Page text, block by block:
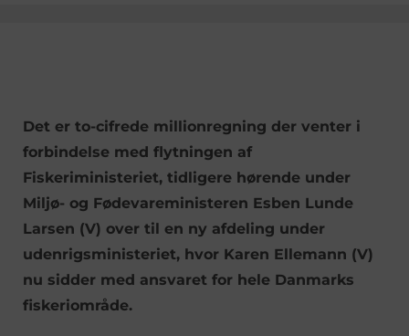
Det er to-cifrede millionregning der venter i
forbindelse med flytningen af
Fiskeriministeriet, tidligere hørende under
Miljø- og Fødevareministeren Esben Lunde
Larsen (V) over til en ny afdeling under
udenrigsministeriet, hvor Karen Ellemann (V)
nu sidder med ansvaret for hele Danmarks
fiskeriområde.